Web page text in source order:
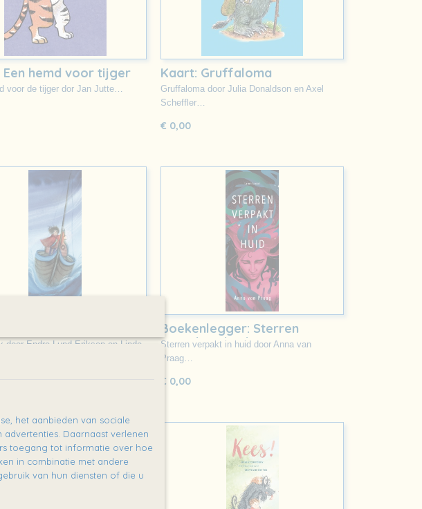
Een hemd voor tijger
voor de tijger dor Jan Jutte…
Kaart: Gruffaloma
Gruffaloma door Julia Donaldson en Axel
Scheffler…
€ 0,00
door Endre Lund Eriksen en Linde
Boekenlegger: Sterren
verpakt in huid
Sterren verpakt in huid door Anna van
Praag…
€ 0,00
het aanbieden van sociale
Daarnaast verlenen
toegang tot informatie over hoe
in combinatie met andere
van hun diensten of die u